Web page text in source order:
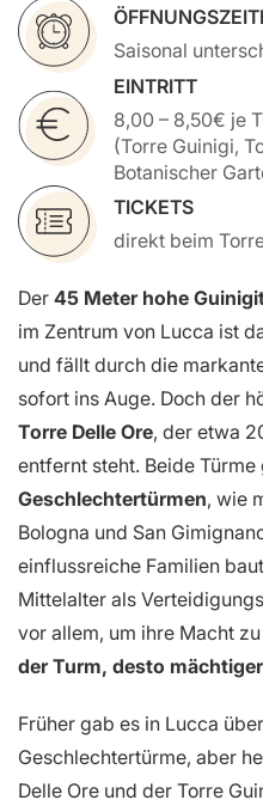
Saisonal
EINTRITT
8,00 – 8,50€ je
(Torre Guinigi,
Botanischer
TICKETS
direkt beim
Der 45 Meter hohe
im Zentrum von Lucca ist
und fällt durch die
sofort ins Auge. Doch der
Torre Delle Ore, der etwa
entfernt steht. Beide
Geschlechtertürmen, wie
Bologna und San
einflussreiche Familien
Mittelalter als
vor allem, um ihre Macht
der Turm, desto
Früher gab es in Lucca
Geschlechtertürme, aber
Delle Ore und der Torre